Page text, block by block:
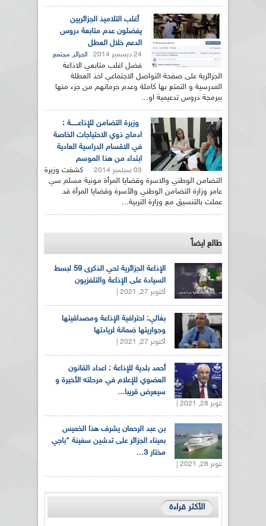
أغلب التلاميذ الجزائريين
يفضلون عدم متابعة دروس
الدعم خلال العطل
24 ديسمبر 2014 الجزائر, مجتمع
فضل اغلب متابعي الاذاعة
الجزائرية على صفحة التواصل الاجتماعي اخذ العطلة
المدرسية و التمتع بها كاملة وعدم حرمانهم من جزء منها
ببرمجة دروس تدعيمية او...
وزيرة التضامن للإذاعــــــة :
ادماج ذوي الاحتياجات الخاصة
في الاقسام الدراسية العادية
ابتداء من هذا الموسم
03 سبتمبر 2014
كشفت وزيرة
التضامن الوطني والاسرة وقضايا المرأة مونية مسلم سي
عامر وزارة التضامن الوطني والأسرة وقضايا المرأة قد
عملت بالتنسيق مع وزارة التربية...
طالع ايضاً
الإذاعة الجزائرية تحي الذكرى 59 لبسط
السيادة على الإذاعة والتلفزيون
أكتوبر 27, 2021 |
بغالي: احترافية الإذاعة ومصداقيتها
وجواريتها ضمانة لريادتها
أكتوبر 27, 2021 |
أحمد بلدية للإذاعة : اعداد القانون
العضوي للإعلام في مرحلته الأخيرة و
سيعرض قريبا...
أكتوبر 28, 2021 |
بن عبد الرحمان يشرف هذا الخميس
بميناء الجزائر على تدشين سفينة "باجي
مختار 3...
أكتوبر 28, 2021 |
الأكثر قراءة